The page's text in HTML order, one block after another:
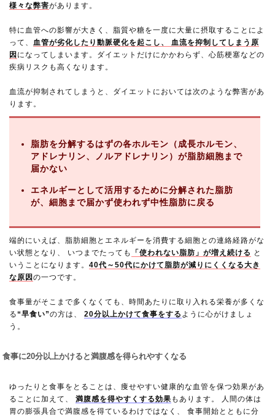
様々な弊害があります。
特に血管への影響が大きく、脂質や糖を一度に大量に摂取することによ
って、血管が劣化したり動脈硬化を起こし、 血流を抑制してしまう原
因 になってしまいます。ダイエットだけにかかわらず、心筋梗塞などの
疾病リスクも高くなります。
血流が抑制されてしまうと、ダイエットにおいては次のような弊害があ
ります。
脂肪を分解するはずの各ホルモン（成長ホルモン、
アドレナリン、ノルアドレナリン）が脂肪細胞まで
届かない
エネルギーとして活用するために分解された脂肪
が、細胞まで届かず使われず中性脂肪に戻る
端的にいえば、脂肪細胞とエネルギーを消費する細胞との連絡経路がな
い状態となり、 いつまでたっても
「使われない脂肪」が増え続ける と
いうことになります。40代～50代にかけて脂肪が減りにくくなる大き
な原因の一つです。
食事量がそこまで多くなくても、時間あたりに取り入れる栄養が多くな
る“早食い”の方は、20分以上かけて食事をする ように心がけましょ
う。
食事に20分以上かけると満腹感を得られやすくなる
ゆったりと食事をとることは、痩せやすい健康的な血管を保つ効果があ
ることに加えて、満腹感を得やすくする効果 もあります。 人間の体は
胃の膨張具合で満腹感を得ているわけではなく、 食事開始とともに分